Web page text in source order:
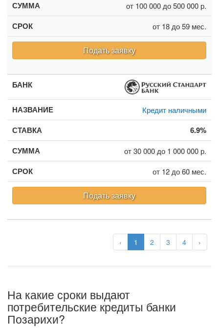
‹ 1 2 3 4 ›
от 100 000 до 500 000 р.
от 18 до 59 мес.
Подать заявку
Кредит наличными
6.9%
от 30 000 до 1 000 000 р.
от 12 до 60 мес.
Подать заявку
На какие сроки выдают
потребительские кредиты банки
Позарихи?